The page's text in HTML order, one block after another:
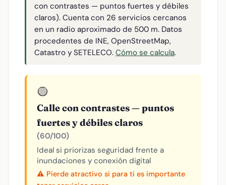
con contrastes — puntos fuertes y débiles
claros). Cuenta con 26 servicios cercanos
en un radio aproximado de 500 m. Datos
procedentes de INE, OpenStreetMap,
Catastro y SETELECO. Cómo se calcula.
🟡
Calle con contrastes — puntos
fuertes y débiles claros
(60/100)
Ideal si priorizas seguridad frente a
inundaciones y conexión digital
⚠️ Pierde atractivo si para ti es importante